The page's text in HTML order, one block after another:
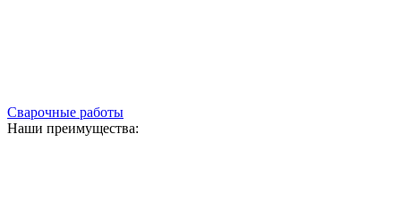
Сварочные работы
Наши преимущества: